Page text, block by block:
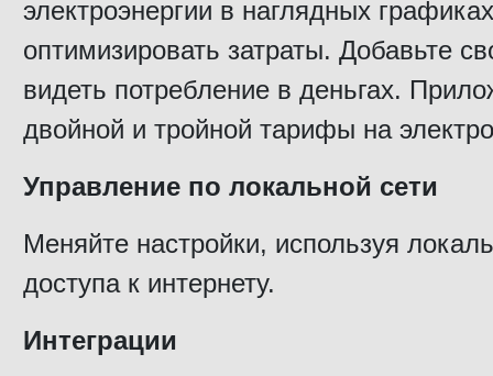
электроэнергии в наглядных
оптимизировать затраты. Добавьте
видеть потребление в деньгах.
двойной и тройной тарифы на
Управление по локальной сети
Меняйте настройки, используя
доступа к интернету.
Интеграции